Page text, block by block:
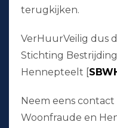
terugkijken.
VerHuurVeilig dus
Stichting
Hennepteelt [
Neem eens
Woonfraude en